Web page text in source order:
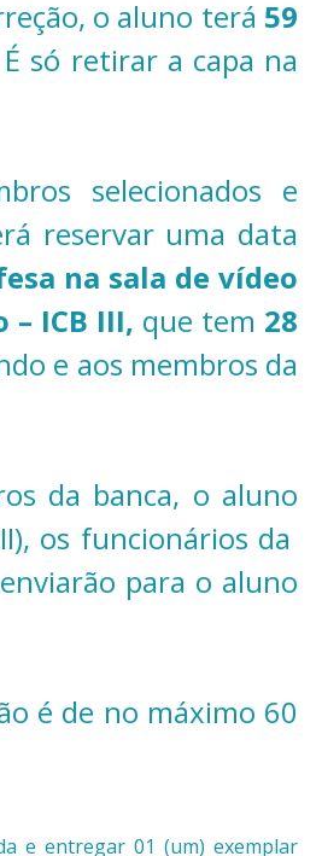
o aluno terá 59
É só retirar a capa na
selecionados e
reservar uma data
na sala de vídeo
ICB III, que tem 28
e aos membros da
da banca, o aluno
os funcionários da
para o aluno
é de no máximo 60
e entregar 01 (um) exemplar